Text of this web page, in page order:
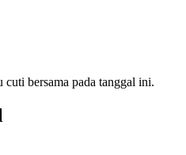
bersama pada tanggal ini.